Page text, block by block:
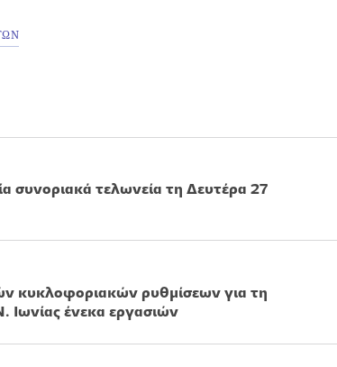
συνοριακά τελωνεία τη Δευτέρα 27
κυκλοφοριακών ρυθμίσεων για τη
Ιωνίας ένεκα εργασιών